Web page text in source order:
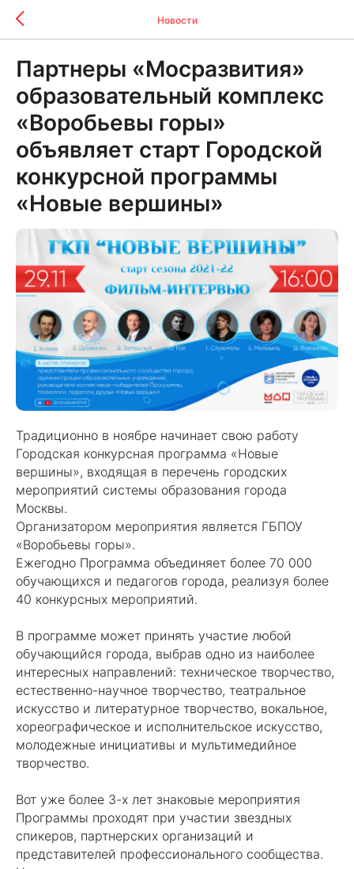
Новости
Партнеры «Мосразвития»
образовательный комплекс
«Воробьевы горы»
объявляет старт Городской
конкурсной программы
«Новые вершины»
Традиционно в ноябре начинает свою работу
Городская конкурсная программа «Новые
вершины», входящая в перечень городских
мероприятий системы образования города
Москвы.
Организатором мероприятия является ГБПОУ
«Воробьевы горы».
Ежегодно Программа объединяет более 70 000
обучающихся и педагогов города, реализуя более
40 конкурсных мероприятий.
В программе может принять участие любой
обучающийся города, выбрав одно из наиболее
интересных направлений: техническое творчество,
естественно-научное творчество, театральное
искусство и литературное творчество, вокальное,
хореографическое и исполнительское искусство,
молодежные инициативы и мультимедийное
творчество.
Вот уже более 3-х лет знаковые мероприятия
Программы проходят при участии звездных
спикеров, партнерских организаций и
представителей профессионального сообщества.